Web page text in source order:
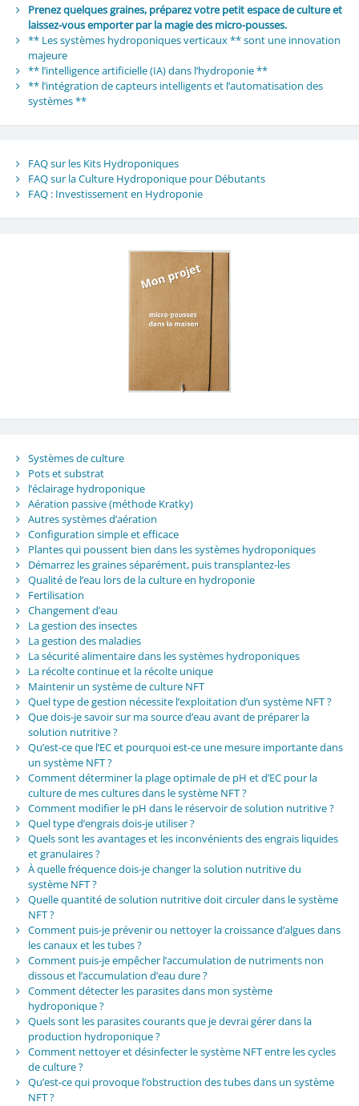
Prenez quelques graines, préparez votre petit espace de culture et
laissez-vous emporter par la magie des micro-pousses.
** Les systèmes hydroponiques verticaux ** sont une innovation
majeure
** l’intelligence artificielle (IA) dans l’hydroponie **
** l’intégration de capteurs intelligents et l’automatisation des
systèmes **
FAQ sur les Kits Hydroponiques
FAQ sur la Culture Hydroponique pour Débutants
FAQ : Investissement en Hydroponie
Systèmes de culture
Pots et substrat
l’éclairage hydroponique
Aération passive (méthode Kratky)
Autres systèmes d’aération
Configuration simple et efficace
Plantes qui poussent bien dans les systèmes hydroponiques
Démarrez les graines séparément, puis transplantez-les
Qualité de l’eau lors de la culture en hydroponie
Fertilisation
Changement d’eau
La gestion des insectes
La gestion des maladies
La sécurité alimentaire dans les systèmes hydroponiques
La récolte continue et la récolte unique
Maintenir un système de culture NFT
Quel type de gestion nécessite l’exploitation d’un système NFT ?
Que dois-je savoir sur ma source d’eau avant de préparer la
solution nutritive ?
Qu’est-ce que l’EC et pourquoi est-ce une mesure importante dans
un système NFT ?
Comment déterminer la plage optimale de pH et d’EC pour la
culture de mes cultures dans le système NFT ?
Comment modifier le pH dans le réservoir de solution nutritive ?
Quel type d’engrais dois-je utiliser ?
Quels sont les avantages et les inconvénients des engrais liquides
et granulaires ?
À quelle fréquence dois-je changer la solution nutritive du
système NFT ?
Quelle quantité de solution nutritive doit circuler dans le système
NFT ?
Comment puis-je prévenir ou nettoyer la croissance d’algues dans
les canaux et les tubes ?
Comment puis-je empêcher l’accumulation de nutriments non
dissous et l’accumulation d’eau dure ?
Comment détecter les parasites dans mon système
hydroponique ?
Quels sont les parasites courants que je devrai gérer dans la
production hydroponique ?
Comment nettoyer et désinfecter le système NFT entre les cycles
de culture ?
Qu’est-ce qui provoque l’obstruction des tubes dans un système
NFT ?